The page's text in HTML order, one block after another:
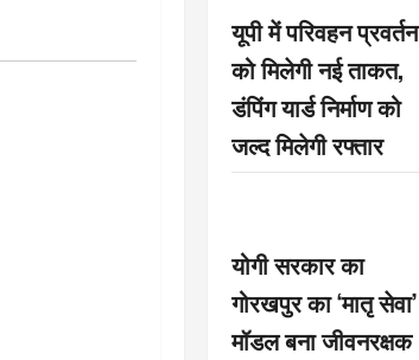
यूपी में परिवहन प्रवर्तन
को मिलेगी नई ताकत,
डंपिंग यार्ड निर्माण को
जल्द मिलेगी रफ्तार
योगी सरकार का
गोरखपुर का ‘मातृ सेवा’
मॉडल बना जीवनरक्षक